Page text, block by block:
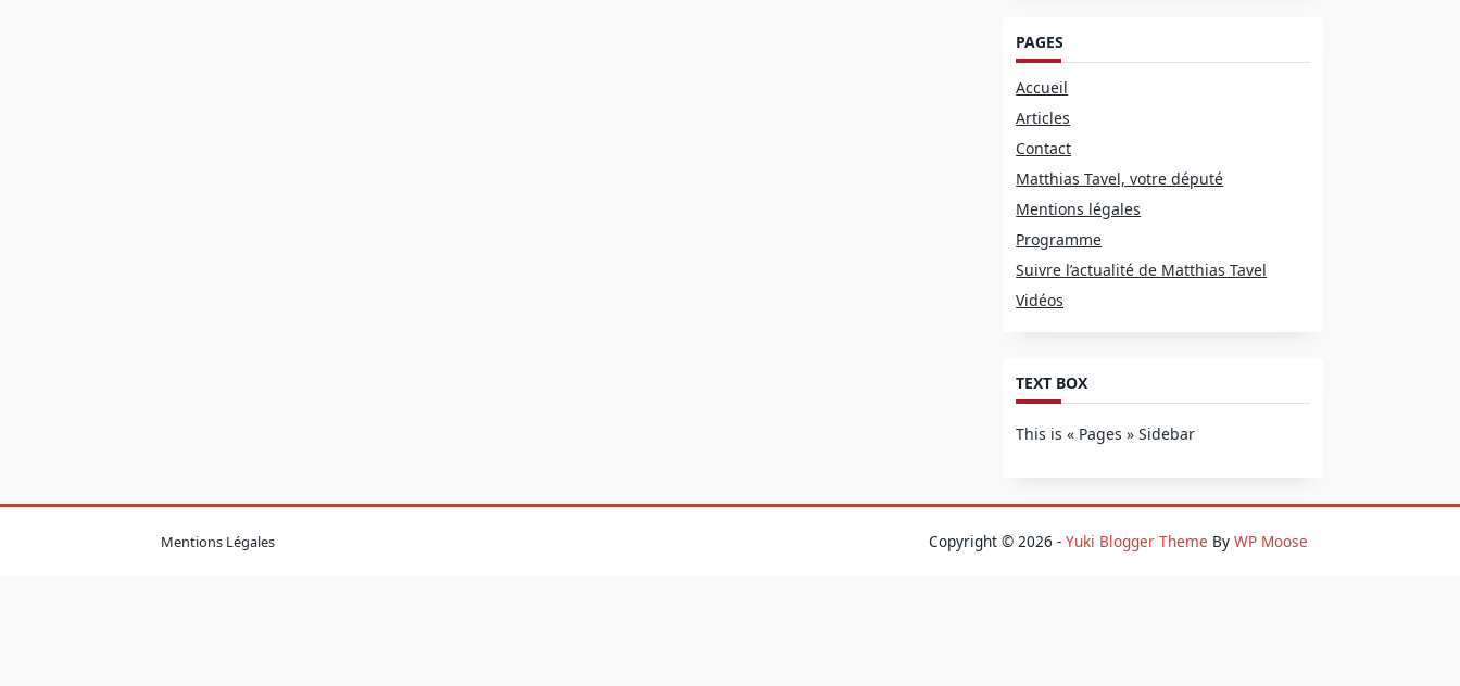
PAGES
Accueil
Articles
Contact
Matthias Tavel, votre député
Mentions légales
Programme
Suivre l’actualité de Matthias Tavel
Vidéos
TEXT BOX
This is « Pages » Sidebar
Mentions Légales Copyright © 2026 - Yuki Blogger Theme By WP Moose